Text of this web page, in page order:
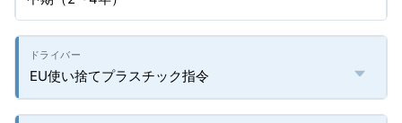
EU使い捨てプラスチック指令